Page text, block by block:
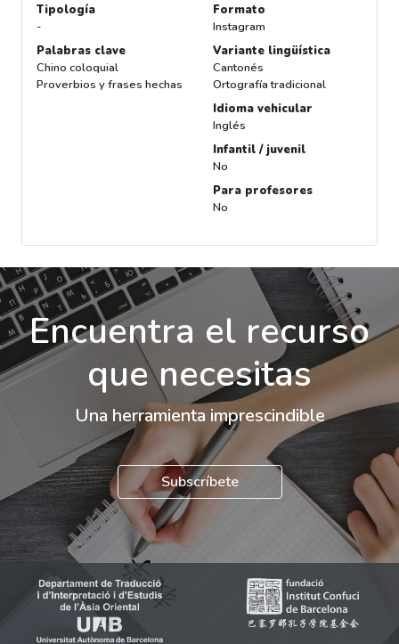
Tipología
-
Palabras clave
Chino coloquial
Proverbios y frases hechas
Formato
Instagram
Variante lingüística
Cantonés
Ortografía tradicional
Idioma vehicular
Inglés
Infantil / juvenil
No
Para profesores
No
Encuentra el recurso
que necesitas
Una herramienta imprescindible
Subscríbete